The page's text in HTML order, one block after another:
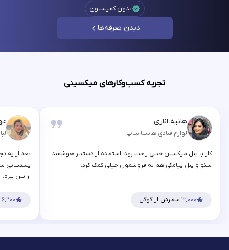
بدون کمیسیون
دیدن تعرفه‌ها
تجربه کسب‌وکارهای میکسینی
هانیه اناری
لوازم قنادی هانیتا شاپ
کار با پنل میکسین خیلی راحت بود. استفاده از دستیار هوشمند
سئو و پنل پیامکی هم به فروشمون خیلی کمک کرد.
۳,۰۰۰ سفارش از گوگل
بعد از یه
پشتیبانی
از بین ببره.
۶,۲۰۰